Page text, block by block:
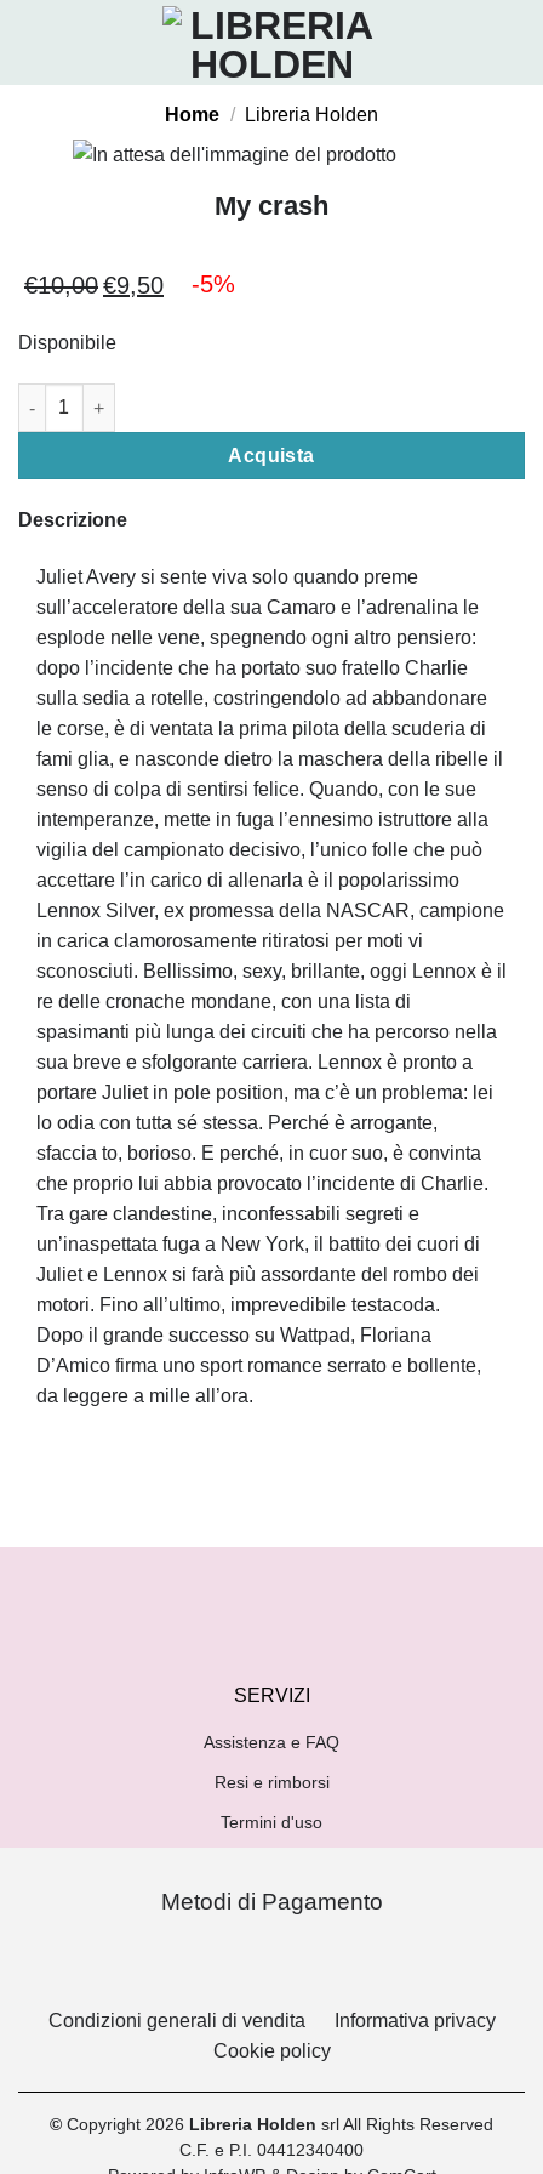
Home / Libreria Holden
My crash
€10,00 Il
originale
€10,00.
€9,50Il
-5%
Disponibile
My crash quantità
Acquista
Descrizione
Juliet Avery si sente viva solo quando preme
sull’acceleratore della sua Camaro e l’adre­nalina le
esplode nelle vene, spegnendo ogni altro pensiero:
dopo l’incidente che ha por­tato suo fratello Charlie
sulla sedia a rotelle, costringendolo ad abbandonare
le corse, è di­ ventata la prima pilota della scuderia di
fami­ glia, e nasconde dietro la maschera della ribelle il
senso di colpa di sentirsi felice. Quando, con le sue
intemperanze, mette in fuga l’en­nesimo istruttore alla
vigilia del campionato decisivo, l’unico folle che può
accettare l’in­ carico di allenarla è il popolarissimo
Lennox Silver, ex promessa della NASCAR, campione
in carica clamorosamente ritiratosi per moti­ vi
sconosciuti. Bellissimo, sexy, brillante, oggi Lennox è il
re delle cronache mondane, con una lista di
spasimanti più lunga dei circuiti che ha percorso nella
sua breve e sfolgorante carriera. Lennox è pronto a
portare Juliet in pole position, ma c’è un problema: lei
lo odia con tutta sé stessa. Perché è arrogante,
sfaccia­ to, borioso. E perché, in cuor suo, è convinta
che proprio lui abbia provocato l’incidente di Charlie.
Tra gare clandestine, inconfessabili segreti e
un’inaspettata fuga a New York, il battito dei cuori di
Juliet e Lennox si farà più assordante del rombo dei
motori. Fino all’ultimo, impre­vedibile testacoda.
Dopo il grande successo su Wattpad, Floriana
D’Amico firma uno sport romance serrato e bollente,
da leggere a mille all’ora.
SERVIZI
Assistenza e FAQ
Resi e rimborsi
Termini d'uso
Metodi di Pagamento
Condizioni generali di vendita
Informativa privacy
Cookie policy
© Copyright 2026 Libreria Holden srl All Rights Reserved
C.F. e P.I. 04412340400